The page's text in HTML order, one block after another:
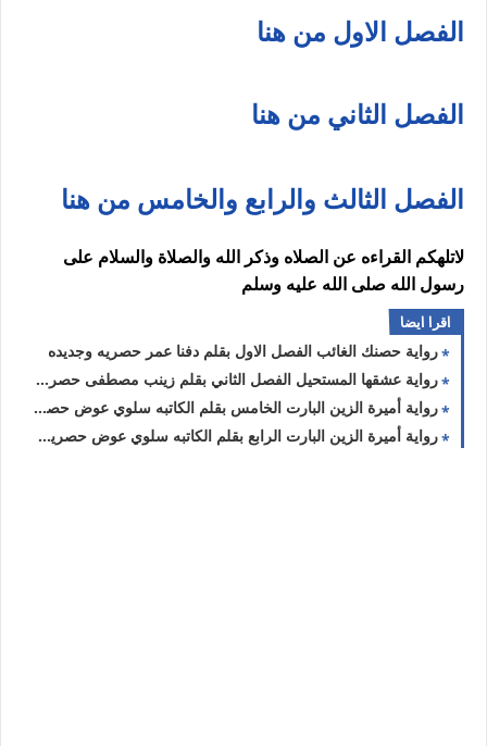
الفصل الاول من هنا
الفصل الثاني من هنا
الفصل الثالث والرابع والخامس من هنا
لاتلهكم القراءه عن الصلاه وذكر الله والصلاة والسلام على
رسول الله صلى الله عليه وسلم
اقرا ايضا
رواية حصنك الغائب الفصل الاول بقلم دفنا عمر حصريه وجديده
رواية عشقها المستحيل الفصل الثاني بقلم زينب مصطفى حصريه وجديده
رواية أميرة الزين البارت الخامس بقلم الكاتبه سلوي عوض حصريه وجديده
رواية أميرة الزين البارت الرابع بقلم الكاتبه سلوي عوض حصريه وجديده